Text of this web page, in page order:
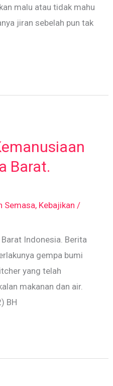
malu atau tidak mahu
jiran sebelah pun tak
Barat.
Semasa, Kebajikan /
Indonesia. Berita
gempa bumi
yang telah
makanan dan air.
BH